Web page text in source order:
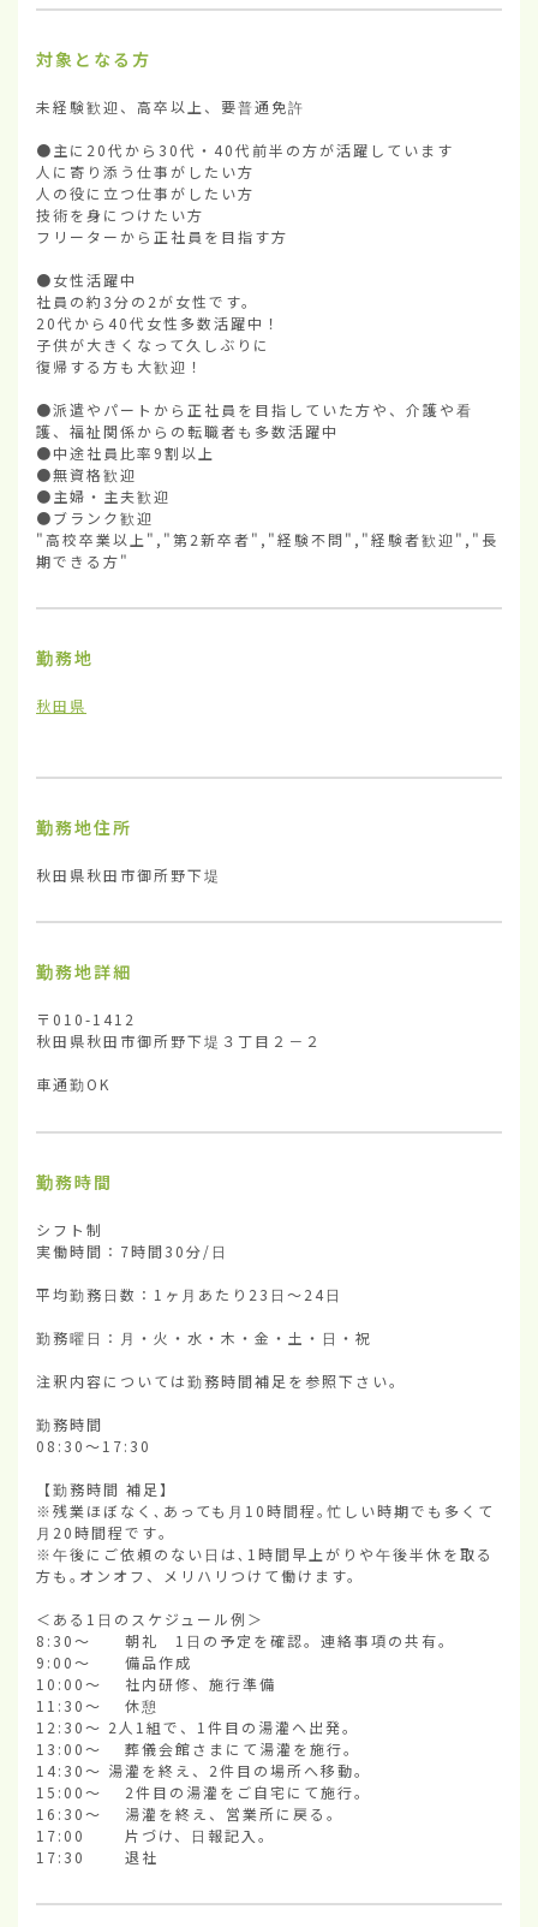
対象となる方
未経験歓迎、高卒以上、要普通免許
●主に20代から30代・40代前半の方が活躍しています
人に寄り添う仕事がしたい方
人の役に立つ仕事がしたい方
技術を身につけたい方
フリーターから正社員を目指す方
●女性活躍中
社員の約3分の2が女性です。
20代から40代女性多数活躍中！
子供が大きくなって久しぶりに
復帰する方も大歓迎！
●派遣やパートから正社員を目指していた方や、介護や看
護、福祉関係からの転職者も多数活躍中
●中途社員比率9割以上
●無資格歓迎
●主婦・主夫歓迎
●ブランク歓迎
"高校卒業以上","第2新卒者","経験不問","経験者歓迎","長
期できる方"
勤務地
秋田県
勤務地住所
秋田県秋田市御所野下堤
勤務地詳細
〒010-1412
秋田県秋田市御所野下堤３丁目２－２
車通勤OK
勤務時間
シフト制
実働時間：7時間30分/日
平均勤務日数：1ヶ月あたり23日～24日
勤務曜日：月・火・水・木・金・土・日・祝
注釈内容については勤務時間補足を参照下さい。
勤務時間
08:30～17:30
【勤務時間 補足】
※残業ほぼなく､あっても月10時間程｡忙しい時期でも多くて
月20時間程です｡
※午後にご依頼のない日は､1時間早上がりや午後半休を取る
方も｡オンオフ、メリハリつけて働けます。
＜ある1日のスケジュール例＞
8:30～　　朝礼　1日の予定を確認。連絡事項の共有。
9:00～　　備品作成
10:00～ 　社内研修、施行準備
11:30～　 休憩
12:30～ 2人1組で、1件目の湯灌へ出発。
13:00～　 葬儀会館さまにて湯灌を施行。
14:30～ 湯灌を終え、2件目の場所へ移動。
15:00～　 2件目の湯灌をご自宅にて施行。
16:30～ 　湯灌を終え、営業所に戻る。
17:00　　 片づけ、日報記入。
17:30　 　退社